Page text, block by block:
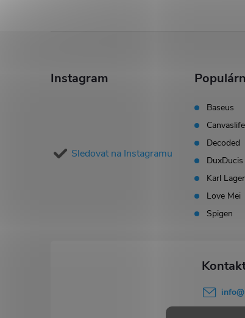
Instagram
Sledovat na Instagramu
Baseus
Canvaslife
Decoded
DuxDucis
Karl
Love Mei
Spigen
info@